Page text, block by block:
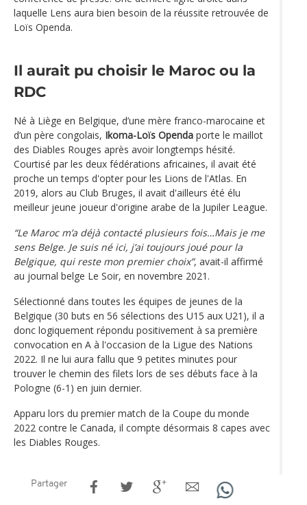
laquelle Lens aura bien besoin de la réussite retrouvée de
Loïs Openda.
Il aurait pu choisir le Maroc ou la
RDC
Né à Liège en Belgique, d’une mère franco-marocaine et
d’un père congolais, Ikoma-Loïs Openda porte le maillot
des Diables Rouges après avoir longtemps hésité.
Courtisé par les deux fédérations africaines, il avait été
proche un temps d'opter pour les Lions de l'Atlas. En
2019, alors au Club Bruges, il avait d'ailleurs été élu
meilleur jeune joueur d'origine arabe de la Jupiler League.
“Le Maroc m’a déjà contacté plusieurs fois…Mais je me
sens Belge. Je suis né ici, j’ai toujours joué pour la
Belgique, qui reste mon premier choix”, avait-il affirmé
au journal belge Le Soir, en novembre 2021.
Sélectionné dans toutes les équipes de jeunes de la
Belgique (30 buts en 56 sélections des U15 aux U21), il a
donc logiquement répondu positivement à sa première
convocation en A à l'occasion de la Ligue des Nations
2022. Il ne lui aura fallu que 9 petites minutes pour
trouver le chemin des filets lors de ses débuts face à la
Pologne (6-1) en juin dernier.
Apparu lors du premier match de la Coupe du monde
2022 contre le Canada, il compte désormais 8 capes avec
les Diables Rouges.
Partager